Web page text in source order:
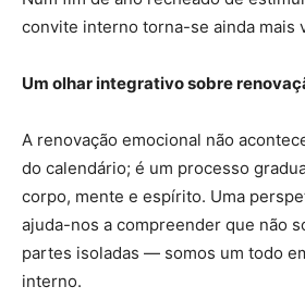
convite interno torna-se ainda mais
Um olhar integrativo sobre
A renovação emocional não
do calendário; é um processo
corpo, mente e espírito. Uma
ajuda-nos a compreender que não
partes isoladas — somos um todo
interno.